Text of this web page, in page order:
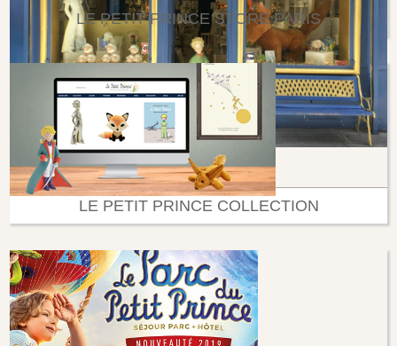
LE PETIT PRINCE STORE PARIS
LE PETIT PRINCE COLLECTION